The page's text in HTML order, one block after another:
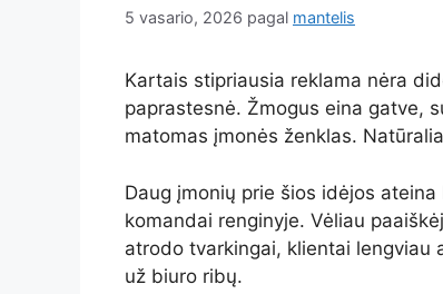
5 vasario, 2026 pagal mantelis
Kartais stipriausia reklama nėra
paprastesnė. Žmogus eina gatve,
matomas įmonės ženklas.
Daug įmonių prie šios idėjos
komandai renginyje. Vėliau
atrodo tvarkingai, klientai
už biuro ribų.